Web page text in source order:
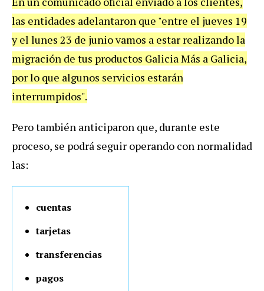
las entidades adelantaron que "entre el jueves 19
y el lunes 23 de junio vamos a estar realizando la
migración de tus productos Galicia Más a Galicia,
por lo que algunos servicios estarán
interrumpidos".
Pero también anticiparon que, durante este
proceso, se podrá seguir operando con normalidad
las:
cuentas
tarjetas
transferencias
pagos